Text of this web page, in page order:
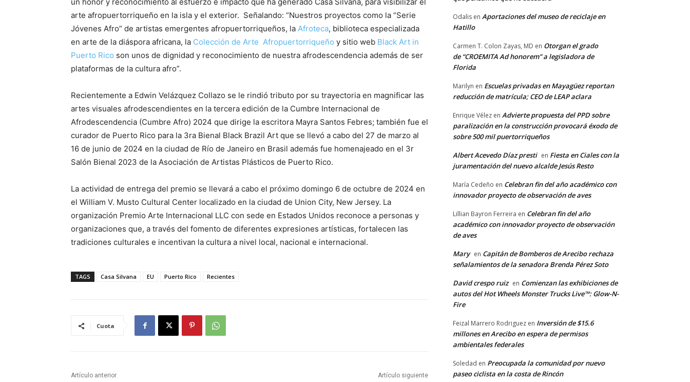
un honor y reconocimiento al esfuerzo e impacto que ha generado Casa Silvana, para visibilizar el
arte afropuertorriqueño en la isla y el exterior. Señalando: “Nuestros proyectos como la “Serie
Jóvenes Afro” de artistas emergentes afropuertorriqueños, la Afroteca, biblioteca especializada
en arte de la diáspora africana, la Colección de Arte Afropuertorriqueño y sitio web Black Art in
Puerto Rico son unos de dignidad y reconocimiento de nuestra afrodescendencia además de ser
plataformas de la cultura afro”.
Recientemente a Edwin Velázquez Collazo se le rindió tributo por su trayectoria en magnificar las
artes visuales afrodescendientes en la tercera edición de la Cumbre Internacional de
Afrodescendencia (Cumbre Afro) 2024 que dirige la escritora Mayra Santos Febres; también fue el
curador de Puerto Rico para la 3ra Bienal Black Brazil Art que se llevó a cabo del 27 de marzo al
16 de junio de 2024 en la ciudad de Río de Janeiro en Brasil además fue homenajeado en el 3r
Salón Bienal 2023 de la Asociación de Artistas Plásticos de Puerto Rico.
La actividad de entrega del premio se llevará a cabo el próximo domingo 6 de octubre de 2024 en
el William V. Musto Cultural Center localizado en la ciudad de Union City, New Jersey. La
organización Premio Arte Internacional LLC con sede en Estados Unidos reconoce a personas y
organizaciones que, a través del fomento de diferentes expresiones artísticas, fortalecen las
tradiciones culturales e incentivan la cultura a nivel local, nacional e internacional.
TAGS Casa Silvana EU Puerto Rico Recientes
Cuota
Artículo anterior Artículo siguiente
Odalis en Aportaciones del museo de reciclaje en
Hatillo
Carmen T. Colon Zayas, MD en Otorgan el grado
de “CROEMITA Ad honorem” a legisladora de
Florida
Marilyn en Escuelas privadas en Mayagüez reportan
reducción de matrícula; CEO de LEAP aclara
Enrique Vélez en Advierte propuesta del PPD sobre
paralización en la construcción provocará éxodo de
sobre 500 mil puertorriqueños
Albert Acevedo Díaz presti en Fiesta en Ciales con la
juramentación del nuevo alcalde Jesús Resto
María Cedeño en Celebran fin del año académico con
innovador proyecto de observación de aves
Lillian Bayron Ferreira en Celebran fin del año
académico con innovador proyecto de observación
de aves
Mary en Capitán de Bomberos de Arecibo rechaza
señalamientos de la senadora Brenda Pérez Soto
David crespo ruiz en Comienzan las exhibiciones de
autos del Hot Wheels Monster Trucks Live™: Glow-N-
Fire
Feizal Marrero Rodriguez en Inversión de $15.6
millones en Arecibo en espera de permisos
ambientales federales
Soledad en Preocupada la comunidad por nuevo
paseo ciclista en la costa de Rincón